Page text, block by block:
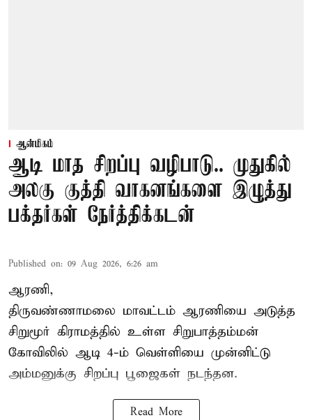
ஆன்மிகம்
ஆடி மாத சிறப்பு வழிபாடு.. முதுகில்
அலகு குத்தி வாகனங்களை இழுத்து
பக்தர்கள் நேர்த்திக்கடன்
Published on: 09 Aug 2026, 6:26 am
ஆரணி,
திருவண்ணாமலை மாவட்டம் ஆரணியை அடுத்த
சிறுமூர் கிராமத்தில் உள்ள சிறுபாத்தம்மன்
கோவிலில் ஆடி 4-ம் வெள்ளியை முன்னிட்டு
அம்மனுக்கு சிறப்பு பூஜைகள் நடந்தன.
Read More